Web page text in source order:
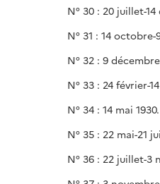
N° 30 : 20 juillet-
N° 31 : 14
N° 32 : 9
N° 33 : 24 février-
N° 34 : 14 mai 1930.
N° 35 : 22 mai-21
N° 36 : 22 juillet-3